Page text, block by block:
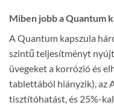
Miben jobb a Quantum
A Quantum kapszula
szintű teljesítményt
üvegeket a korrózió és
tablettából hiányzik), az
tisztítóhatást, és 25%-